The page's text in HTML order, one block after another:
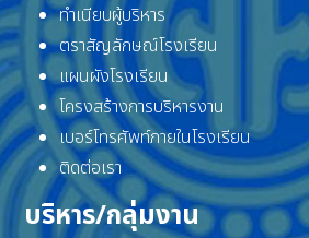
ทำเนียบผู้บริหาร
ตราสัญลักษณ์โรงเรียน
แผนผังโรงเรียน
โครงสร้างการบริหารงาน
เบอร์โทรศัพท์ภายในโรงเรียน
ติดต่อเรา
บริหาร/กลุ่มงาน